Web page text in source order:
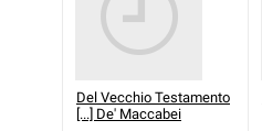
Del Vecchio Testamento
[...] De' Maccabei